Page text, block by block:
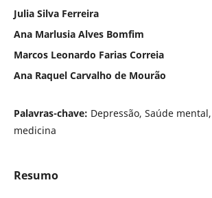
Julia Silva Ferreira
Ana Marlusia Alves Bomfim
Marcos Leonardo Farias Correia
Ana Raquel Carvalho de Mourão
Palavras-chave: Depressão, Saúde
medicina
Resumo